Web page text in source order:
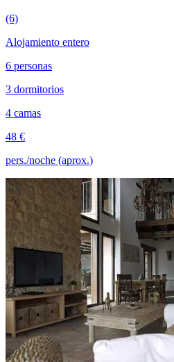
(6)
Alojamiento entero
6 personas
3 dormitorios
4 camas
48 €
pers./noche (aprox.)